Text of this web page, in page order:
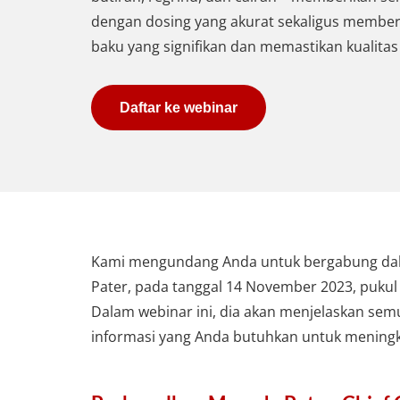
dengan dosing yang akurat sekaligus
baku yang signifikan dan memastikan
Daftar ke webinar
Kami mengundang Anda untuk bergabung
Pater, pada tanggal 14 November 2023, pukul
Dalam webinar ini, dia akan menjelaskan
informasi yang Anda butuhkan untuk